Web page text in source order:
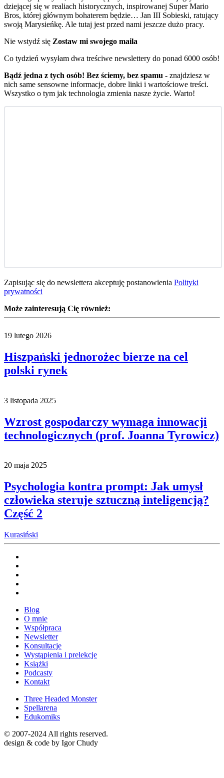
dziejącej się w realiach historycznych, inspirowanej Super Mario
Bros, której głównym bohaterem będzie… Jan III Sobieski, ratujący
swoją Marysieńkę. Ale tutaj jest przed nami jeszcze dużo pracy.
Nie wstydź się Zostaw mi swojego maila
Co tydzień wysyłam dwa treściwe newslettery do ponad 6000 osób!
Bądź jedna z tych osób! Bez ściemy, bez spamu - znajdziesz w
nich same sensowne informacje, dobre linki i wartościowe treści.
Wszystko o tym jak technologia zmienia nasze życie. Warto!
Zapisując się do newslettera akceptuję postanowienia Polityki
prywatności
Może zainteresują Cię również:
19 lutego 2026
Hiszpański jednorożec bierze na cel
polski rynek
3 listopada 2025
Wzrost gospodarczy wymaga innowacji
technologicznych (prof. Joanna Tyrowicz)
20 maja 2025
Psychologia kontra prompt: Jak umysł
człowieka steruje sztuczną inteligencją?
Część 2
Kurasiński
Blog
O mnie
Współpraca
Newsletter
Konsultacje
Wystąpienia i prelekcje
Książki
Podcasty
Kontakt
Three Headed Monster
Spellarena
Edukomiks
© 2007-2024 All rights reserved.
design & code by Igor Chudy